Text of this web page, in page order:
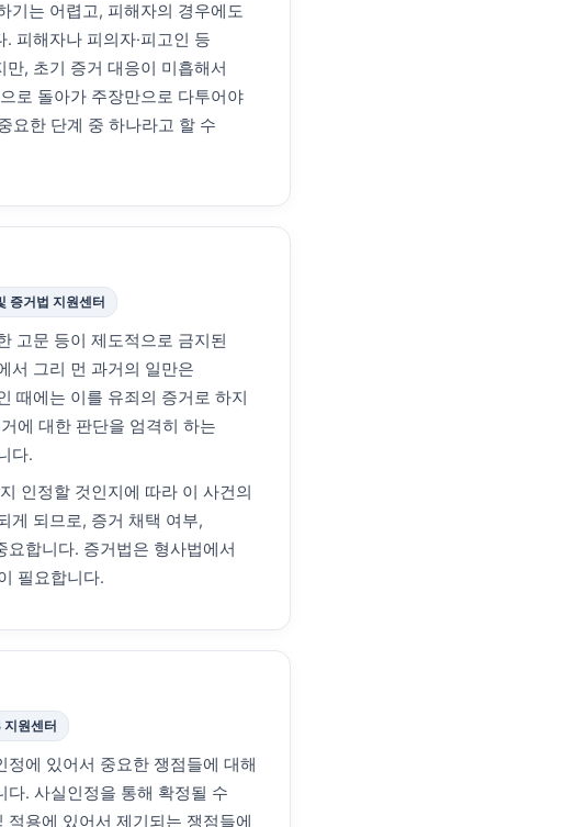
기는 어렵고, 피해자의 경우에도
피해자나 피의자·피고인 등
, 초기 증거 대응이 미흡해서
로 돌아가 주장만으로 다투어야
요한 단계 중 하나라고 할 수
증거법 지원센터
고문 등이 제도적으로 금지된
서 그리 먼 과거의 일만은
때에는 이를 유죄의 증거로 하지
에 대한 판단을 엄격히 하는
다.
인정할 것인지에 따라 이 사건의
게 되므로, 증거 채택 여부,
합니다. 증거법은 형사법에서
필요합니다.
원센터
에 있어서 중요한 쟁점들에 대해
다. 사실인정을 통해 확정될 수
용에 있어서 제기되는 쟁점들에